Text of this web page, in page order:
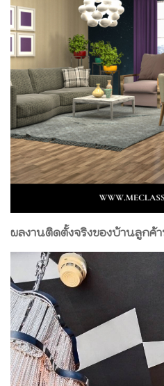
ผลงานติดตั้งจริงของบ้านลูกค้